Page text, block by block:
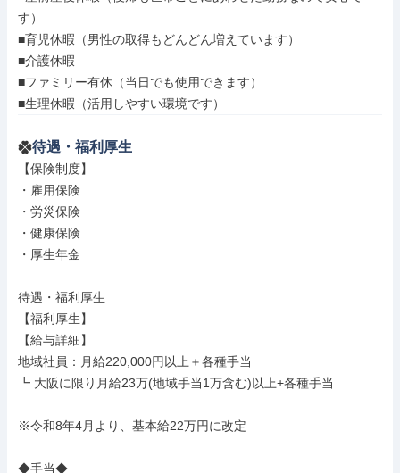
す）
■育児休暇（男性の取得もどんどん増えています）
■介護休暇
■ファミリー有休（当日でも使用できます）
■生理休暇（活用しやすい環境です）
待遇・福利厚生
【保険制度】
・雇用保険
・労災保険
・健康保険
・厚生年金
待遇・福利厚生
【福利厚生】
【給与詳細】
地域社員：月給220,000円以上＋各種手当
┗ 大阪に限り月給23万(地域手当1万含む)以上+各種手当
※令和8年4月より、基本給22万円に改定
◆手当◆